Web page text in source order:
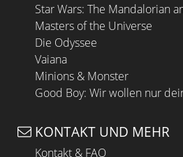
Star Wars: The Mandalorian
Masters of the Universe
Die Odyssee
Vaiana
Minions & Monster
Good Boy: Wir wollen nur
KONTAKT UND MEHR
Kontakt & FAQ